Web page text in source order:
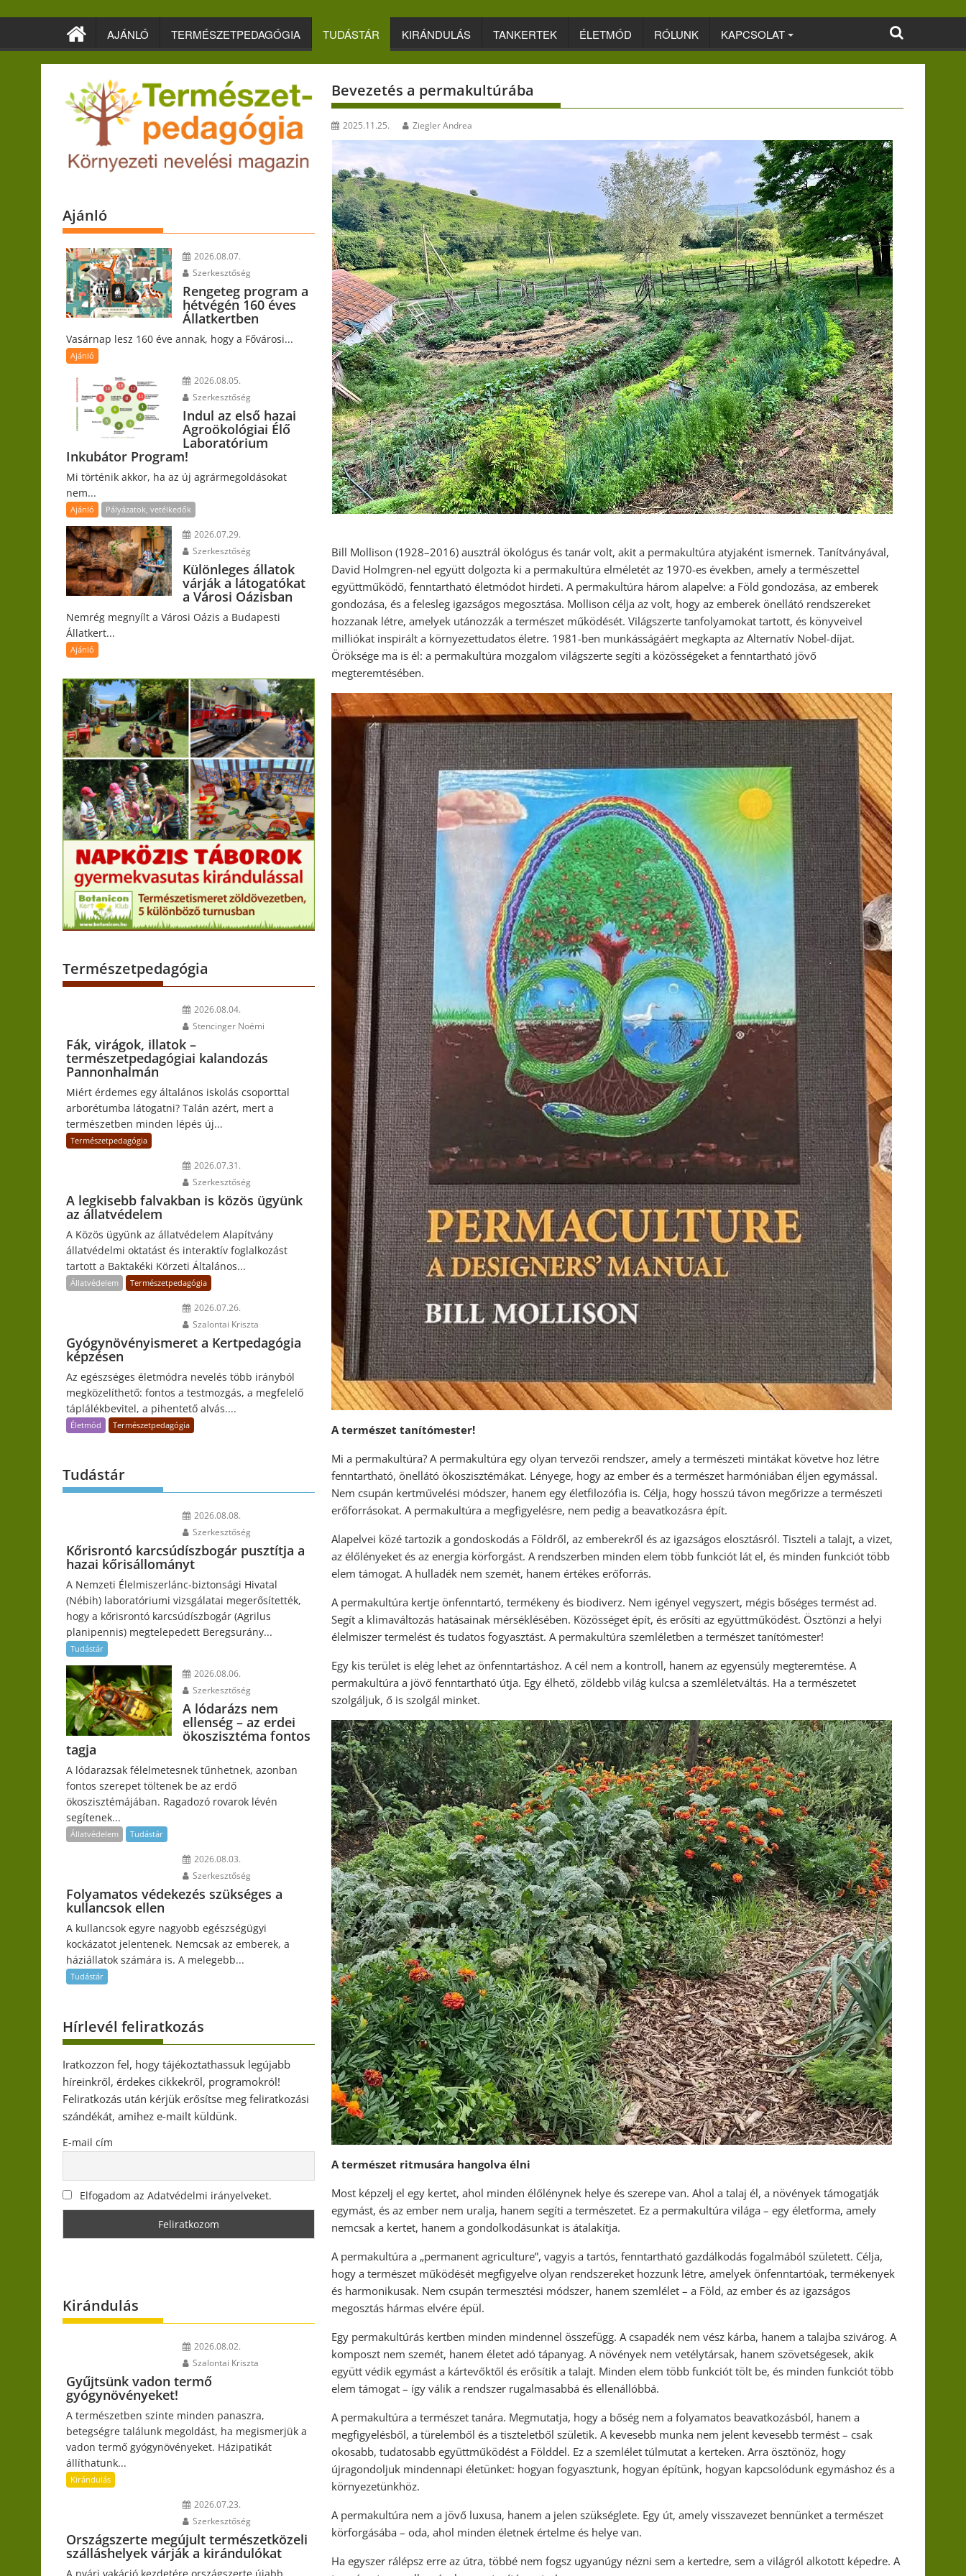
AJÁNLÓ TERMÉSZETPEDAGÓGIA TUDÁSTÁR KIRÁNDULÁS TANKERTEK ÉLETMÓD RÓLUNK KAPCSOLAT
Bevezetés a permakultúrába
2025.11.25. Ziegler Andrea
Bill Mollison (1928–2016) ausztrál ökológus és tanár volt, akit a permakultúra atyjaként ismernek. Tanítványával,
David Holmgren-nel együtt dolgozta ki a permakultúra elméletét az 1970-es években, amely a természettel
együttműködő, fenntartható életmódot hirdeti. A permakultúra három alapelve: a Föld gondozása, az emberek
gondozása, és a felesleg igazságos megosztása. Mollison célja az volt, hogy az emberek önellátó rendszereket
hozzanak létre, amelyek utánozzák a természet működését. Világszerte tanfolyamokat tartott, és könyveivel
milliókat inspirált a környezettudatos életre. 1981-ben munkásságáért megkapta az Alternatív Nobel-díjat.
Öröksége ma is él: a permakultúra mozgalom világszerte segíti a közösségeket a fenntartható jövő
megteremtésében.
A természet tanítómester!
Mi a permakultúra? A permakultúra egy olyan tervezői rendszer, amely a természeti mintákat követve hoz létre
fenntartható, önellátó ökoszisztémákat. Lényege, hogy az ember és a természet harmóniában éljen egymással.
Nem csupán kertművelési módszer, hanem egy életfilozófia is. Célja, hogy hosszú távon megőrizze a természeti
erőforrásokat. A permakultúra a megfigyelésre, nem pedig a beavatkozásra épít.
Alapelvei közé tartozik a gondoskodás a Földről, az emberekről és az igazságos elosztásról. Tiszteli a talajt, a vizet,
az élőlényeket és az energia körforgást. A rendszerben minden elem több funkciót lát el, és minden funkciót több
elem támogat. A hulladék nem szemét, hanem értékes erőforrás.
A permakultúra kertje önfenntartó, termékeny és biodiverz. Nem igényel vegyszert, mégis bőséges termést ad.
Segít a klimaváltozás hatásainak mérséklésében. Közösséget épít, és erősíti az együttműködést. Ösztönzi a helyi
élelmiszer termelést és tudatos fogyasztást. A permakultúra szemléletben a természet tanítómester!
Egy kis terület is elég lehet az önfenntartáshoz. A cél nem a kontroll, hanem az egyensúly megteremtése. A
permakultúra a jövő fenntartható útja. Egy élhető, zöldebb világ kulcsa a szemléletváltás. Ha a természetet
szolgáljuk, ő is szolgál minket.
A természet ritmusára hangolva élni
Most képzelj el egy kertet, ahol minden élőlénynek helye és szerepe van. Ahol a talaj él, a növények támogatják
egymást, és az ember nem uralja, hanem segíti a természetet. Ez a permakultúra világa – egy életforma, amely
nemcsak a kertet, hanem a gondolkodásunkat is átalakítja.
A permakultúra a „permanent agriculture”, vagyis a tartós, fenntartható gazdálkodás fogalmából született. Célja,
hogy a természet működését megfigyelve olyan rendszereket hozzunk létre, amelyek önfenntartóak, termékenyek
és harmonikusak. Nem csupán termesztési módszer, hanem szemlélet – a Föld, az ember és az igazságos
megosztás hármas elvére épül.
Egy permakultúrás kertben minden mindennel összefügg. A csapadék nem vész kárba, hanem a talajba szivárog. A
komposzt nem szemét, hanem életet adó tápanyag. A növények nem vetélytársak, hanem szövetségesek, akik
együtt védik egymást a kártevőktől és erősítik a talajt. Minden elem több funkciót tölt be, és minden funkciót több
elem támogat – így válik a rendszer rugalmasabbá és ellenállóbbá.
A permakultúra a természet tanára. Megmutatja, hogy a bőség nem a folyamatos beavatkozásból, hanem a
megfigyelésből, a türelemből és a tiszteletből születik. A kevesebb munka nem jelent kevesebb termést – csak
okosabb, tudatosabb együttműködést a Földdel. Ez a szemlélet túlmutat a kerteken. Arra ösztönöz, hogy
újragondoljuk mindennapi életünket: hogyan fogyasztunk, hogyan építünk, hogyan kapcsolódunk egymáshoz és a
környezetünkhöz.
A permakultúra nem a jövő luxusa, hanem a jelen szükséglete. Egy út, amely visszavezet bennünket a természet
körforgásába – oda, ahol minden életnek értelme és helye van.
Ha egyszer rálépsz erre az útra, többé nem fogsz ugyanúgy nézni sem a kertedre, sem a világról alkotott képedre. A
Ajánló
2026.08.07.
Szerkesztőség
Rengeteg program a
hétvégén 160 éves
Állatkertben
Vasárnap lesz 160 éve annak, hogy a Fővárosi...
Ajánló
2026.08.05.
Szerkesztőség
Indul az első hazai
Agroökológiai Élő
Laboratórium
Inkubátor Program!
Mi történik akkor, ha az új agrármegoldásokat
nem...
Ajánló Pályázatok, vetélkedők
2026.07.29.
Szerkesztőség
Különleges állatok
várják a látogatókat
a Városi Oázisban
Nemrég megnyílt a Városi Oázis a Budapesti
Állatkert...
Ajánló
Természetpedagógia
2026.08.04.
Stencinger Noémi
Fák, virágok, illatok –
természetpedagógiai kalandozás
Pannonhalmán
Miért érdemes egy általános iskolás csoporttal
arborétumba látogatni? Talán azért, mert a
természetben minden lépés új...
Természetpedagógia
2026.07.31.
Szerkesztőség
A legkisebb falvakban is közös ügyünk
az állatvédelem
A Közös ügyünk az állatvédelem Alapítvány
állatvédelmi oktatást és interaktív foglalkozást
tartott a Baktakéki Körzeti Általános...
Állatvédelem Természetpedagógia
2026.07.26.
Szalontai Kriszta
Gyógynövényismeret a Kertpedagógia
képzésen
Az egészséges életmódra nevelés több irányból
megközelíthető: fontos a testmozgás, a megfelelő
táplálékbevitel, a pihentető alvás....
Életmód Természetpedagógia
Tudástár
2026.08.08.
Szerkesztőség
Kőrisrontó karcsúdíszbogár pusztítja a
hazai kőrisállományt
A Nemzeti Élelmiszerlánc-biztonsági Hivatal
(Nébih) laboratóriumi vizsgálatai megerősítették,
hogy a kőrisrontó karcsúdíszbogár (Agrilus
planipennis) megtelepedett Beregsurány...
Tudástár
2026.08.06.
Szerkesztőség
A lódarázs nem
ellenség – az erdei
ökoszisztéma fontos
tagja
A lódarazsak félelmetesnek tűnhetnek, azonban
fontos szerepet töltenek be az erdő
ökoszisztémájában. Ragadozó rovarok lévén
segítenek...
Állatvédelem Tudástár
2026.08.03.
Szerkesztőség
Folyamatos védekezés szükséges a
kullancsok ellen
A kullancsok egyre nagyobb egészségügyi
kockázatot jelentenek. Nemcsak az emberek, a
háziállatok számára is. A melegebb...
Tudástár
Hírlevél feliratkozás
Iratkozzon fel, hogy tájékoztathassuk legújabb
híreinkről, érdekes cikkekről, programokról!
Feliratkozás után kérjük erősítse meg feliratkozási
szándékát, amihez e-mailt küldünk.
E-mail cím
Elfogadom az Adatvédelmi irányelveket.
Kirándulás
2026.08.02.
Szalontai Kriszta
Gyűjtsünk vadon termő
gyógynövényeket!
A természetben szinte minden panaszra,
betegségre találunk megoldást, ha megismerjük a
vadon termő gyógynövényeket. Házipatikát
állíthatunk...
Kirándulás
2026.07.23.
Szerkesztőség
Országszerte megújult természetközeli
szálláshelyek várják a kirándulókat